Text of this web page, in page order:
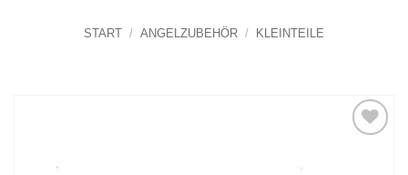
START / ANGELZUBEHÖR / KLEINTEILE